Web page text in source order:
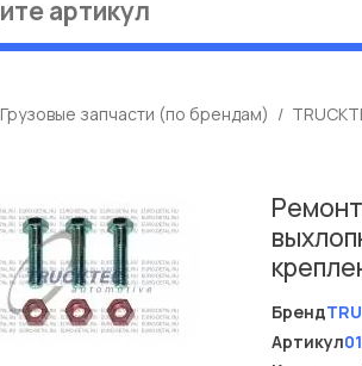
Грузовые запчасти (по брендам)
Бренд
Артикул